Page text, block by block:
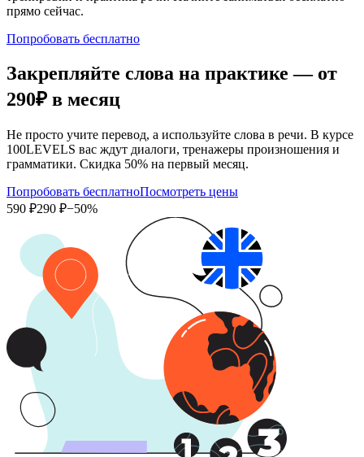
прямо сейчас.
Попробовать бесплатно
Закрепляйте слова на практике — от
290₽ в месяц
Не просто учите перевод, а используйте слова в речи. В курсе
100LEVELS вас ждут диалоги, тренажеры произношения и
грамматики. Скидка 50% на первый месяц.
Попробовать бесплатноПосмотреть цены
590 ₽290 ₽−50%